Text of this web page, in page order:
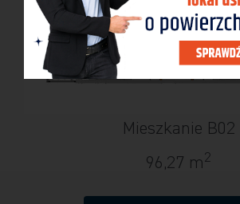
Mieszkanie B02
96,27 m2